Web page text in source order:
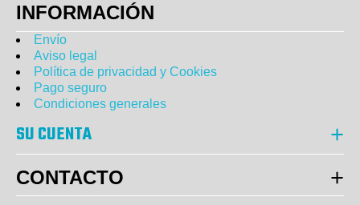
INFORMACIÓN
Envío
Aviso legal
Política de privacidad y Cookies
Pago seguro
Condiciones generales
SU CUENTA
CONTACTO